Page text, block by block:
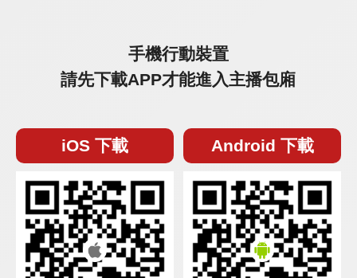
手機行動裝置
請先下載APP才能進入主播包廂
iOS 下載 Android 下載